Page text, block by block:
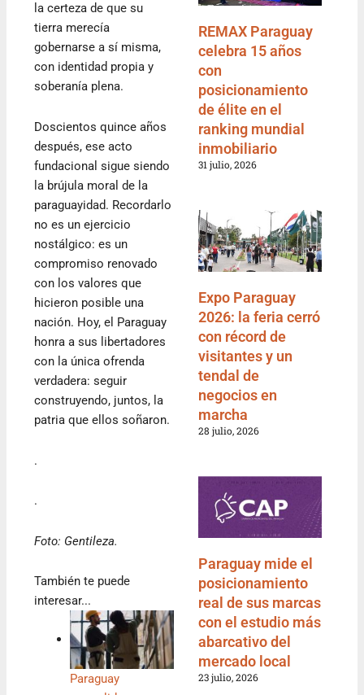
la certeza de que su
tierra merecía
gobernarse a sí misma,
con identidad propia y
soberanía plena.
Doscientos quince años
después, ese acto
fundacional sigue siendo
la brújula moral de la
paraguayidad. Recordarlo
no es un ejercicio
nostálgico: es un
compromiso renovado
con los valores que
hicieron posible una
nación. Hoy, el Paraguay
honra a sus libertadores
con la única ofrenda
verdadera: seguir
construyendo, juntos, la
patria que ellos soñaron.
.
.
Foto: Gentileza.
También te puede
interesar...
Paraguay
REMAX Paraguay
celebra 15 años
con
posicionamiento
de élite en el
ranking mundial
inmobiliario
31 julio, 2026
Expo Paraguay
2026: la feria cerró
con récord de
visitantes y un
tendal de
negocios en
marcha
28 julio, 2026
Paraguay mide el
posicionamiento
real de sus marcas
con el estudio más
abarcativo del
mercado local
23 julio, 2026